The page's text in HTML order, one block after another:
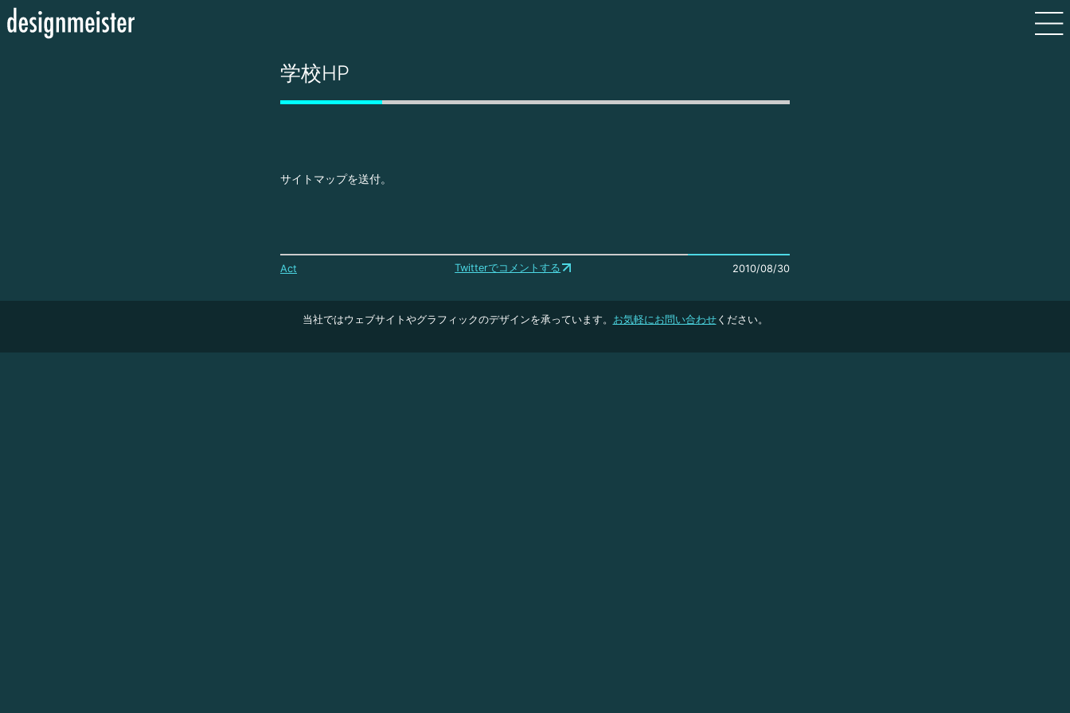
学校HP
サイトマップを送付。
Act Twitterでコメントする 2010/08/30
当社ではウェブサイトやグラフィックのデザインを承っています。 お気軽にお問い合わせください。